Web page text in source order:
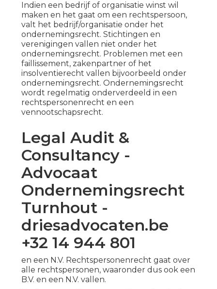
Indien een bedrijf of organisatie winst wil
maken en het gaat om een rechtspersoon,
valt het bedrijf/organisatie onder het
ondernemingsrecht. Stichtingen en
verenigingen vallen niet onder het
ondernemingsrecht. Problemen met een
faillissement, zakenpartner of het
insolventierecht vallen bijvoorbeeld onder
ondernemingsrecht. Ondernemingsrecht
wordt regelmatig onderverdeeld in een
rechtspersonenrecht en een
vennootschapsrecht.
Legal Audit &
Consultancy -
Advocaat
Ondernemingsrecht
Turnhout -
driesadvocaten.be
+32 14 944 801
en een N.V. Rechtspersonenrecht gaat over
alle rechtspersonen, waaronder dus ook een
B.V. en een N.V. vallen.